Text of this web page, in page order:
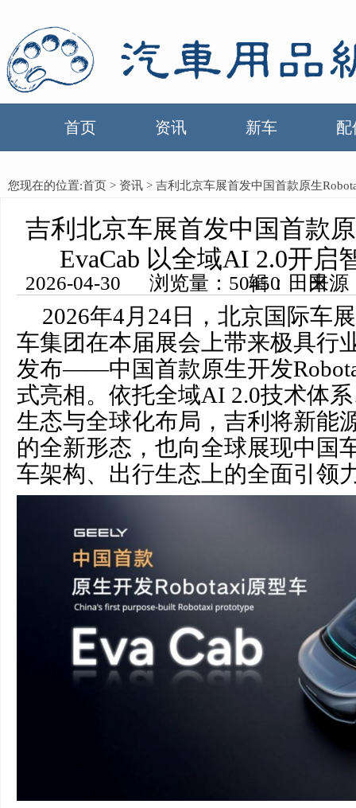
首页 资讯 新车 配
您现在的位置:首页 > 资讯 > 吉利北京车展首发中国首款原生
出行新纪元
吉利北京车展首发中国首款
EvaCab 以全域AI 2.0开启
2026-04-30 浏览量：50450 来源：中国汽车用品网 编辑：田田
2026年4月24日，北京国际车
车集团在本届展会上带来极具行
发布——中国首款原生开发
式亮相。依托全域AI 2.0技术体
生态与全球化布局，吉利将新能
的全新形态，也向全球展现中国
车架构、出行生态上的全面引领